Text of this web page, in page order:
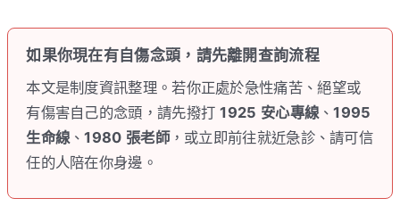
如果你現在有自傷念頭，請先離開查詢流程
本文是制度資訊整理。若你正處於急性痛苦、絕望或
有傷害自己的念頭，請先撥打1925 安心專線 、1995
生命線 、1980 張老師，或立即前往就近急診、請可信
任的人陪在你身邊。